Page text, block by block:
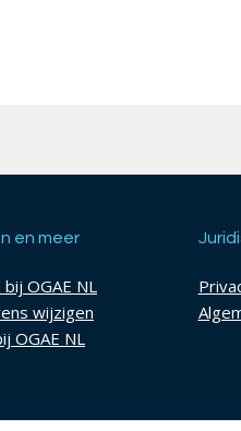
en meer
OGAE NL
wijzigen
OGAE NL